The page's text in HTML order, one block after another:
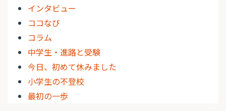
インタビュー
ココなび
コラム
中学生・進路と受験
今日、初めて休みました
小学生の不登校
最初の一歩